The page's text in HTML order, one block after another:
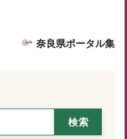
奈良県ポータル集